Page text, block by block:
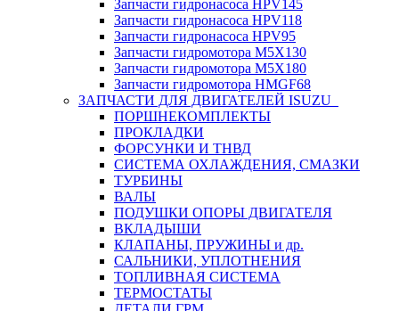
Запчасти гидронасоса HPV145
Запчасти гидронасоса HPV118
Запчасти гидронасоса HPV95
Запчасти гидромотора M5X130
Запчасти гидромотора M5X180
Запчасти гидромотора HMGF68
ЗАПЧАСТИ ДЛЯ ДВИГАТЕЛЕЙ ISUZU
ПОРШНЕКОМПЛЕКТЫ
ПРОКЛАДКИ
ФОРСУНКИ И ТНВД
СИСТЕМА ОХЛАЖДЕНИЯ, СМАЗКИ
ТУРБИНЫ
ВАЛЫ
ПОДУШКИ ОПОРЫ ДВИГАТЕЛЯ
ВКЛАДЫШИ
КЛАПАНЫ, ПРУЖИНЫ и др.
САЛЬНИКИ, УПЛОТНЕНИЯ
ТОПЛИВНАЯ СИСТЕМА
ТЕРМОСТАТЫ